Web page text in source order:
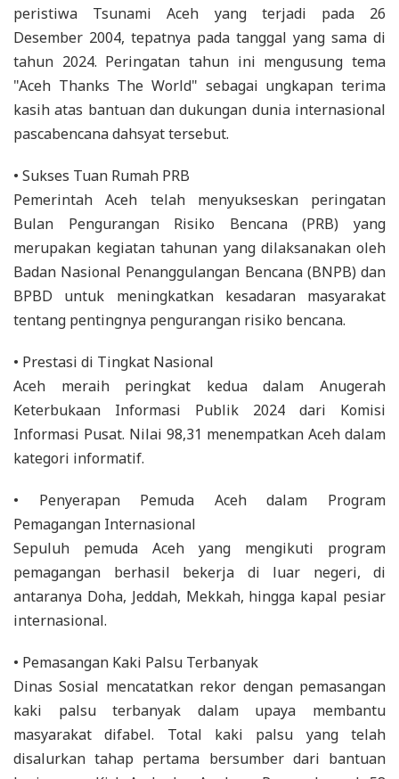
peristiwa Tsunami Aceh yang terjadi pada 26
Desember 2004, tepatnya pada tanggal yang sama di
tahun 2024. Peringatan tahun ini mengusung tema
"Aceh Thanks The World" sebagai ungkapan terima
kasih atas bantuan dan dukungan dunia internasional
pascabencana dahsyat tersebut.
• Sukses Tuan Rumah PRB
Pemerintah Aceh telah menyukseskan peringatan
Bulan Pengurangan Risiko Bencana (PRB) yang
merupakan kegiatan tahunan yang dilaksanakan oleh
Badan Nasional Penanggulangan Bencana (BNPB) dan
BPBD untuk meningkatkan kesadaran masyarakat
tentang pentingnya pengurangan risiko bencana.
• Prestasi di Tingkat Nasional
Aceh meraih peringkat kedua dalam Anugerah
Keterbukaan Informasi Publik 2024 dari Komisi
Informasi Pusat. Nilai 98,31 menempatkan Aceh dalam
kategori informatif.
• Penyerapan Pemuda Aceh dalam Program
Pemagangan Internasional
Sepuluh pemuda Aceh yang mengikuti program
pemagangan berhasil bekerja di luar negeri, di
antaranya Doha, Jeddah, Mekkah, hingga kapal pesiar
internasional.
• Pemasangan Kaki Palsu Terbanyak
Dinas Sosial mencatatkan rekor dengan pemasangan
kaki palsu terbanyak dalam upaya membantu
masyarakat difabel. Total kaki palsu yang telah
disalurkan tahap pertama bersumber dari bantuan